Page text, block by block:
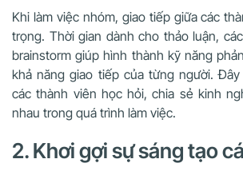
Khi làm việc nhóm, giao tiếp giữa các
trọng. Thời gian dành cho thảo luận,
brainstorm giúp hình thành kỹ năng
khả năng giao tiếp của từng người.
các thành viên học hỏi, chia sẻ kinh
nhau trong quá trình làm việc.
2. Khơi gợi sự sáng tạo